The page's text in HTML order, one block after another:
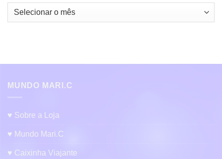
Arquivos:
MUNDO MARI.C
♥ Sobre a Loja
♥ Mundo Mari.C
♥ Caixinha Viajante